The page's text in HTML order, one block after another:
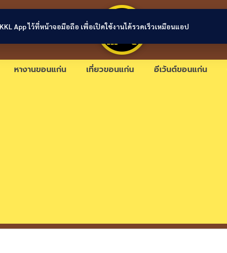
ขอนแก่นลิงก์
หางานขอนแก่น เที่ยวขอนแก่น อีเว้นต์ขอนแก่น
App ไว้ที่หน้าจอมือถือ เพื่อเปิดใช้งานได้รวดเร็วเหมือนแอป